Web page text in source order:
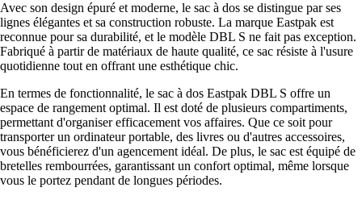
Avec son design épuré et moderne, le sac à dos se distingue par ses
lignes élégantes et sa construction robuste. La marque Eastpak est
reconnue pour sa durabilité, et le modèle DBL S ne fait pas exception.
Fabriqué à partir de matériaux de haute qualité, ce sac résiste à l'usure
quotidienne tout en offrant une esthétique chic.
En termes de fonctionnalité, le sac à dos Eastpak DBL S offre un
espace de rangement optimal. Il est doté de plusieurs compartiments,
permettant d'organiser efficacement vos affaires. Que ce soit pour
transporter un ordinateur portable, des livres ou d'autres accessoires,
vous bénéficierez d'un agencement idéal. De plus, le sac est équipé de
bretelles rembourrées, garantissant un confort optimal, même lorsque
vous le portez pendant de longues périodes.